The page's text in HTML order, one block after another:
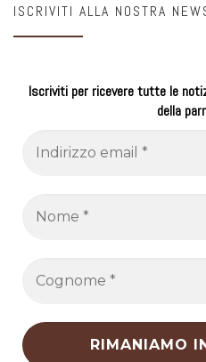
ISCRIVITI ALLA NOSTRA
Iscriviti per ricevere tutte le
della